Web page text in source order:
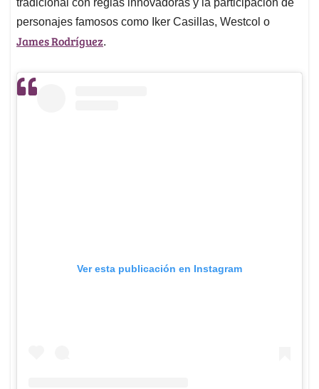
tradicional con reglas innovadoras y la participación de
personajes famosos como Iker Casillas, Westcol o
James Rodríguez.
Ver esta publicación en Instagram